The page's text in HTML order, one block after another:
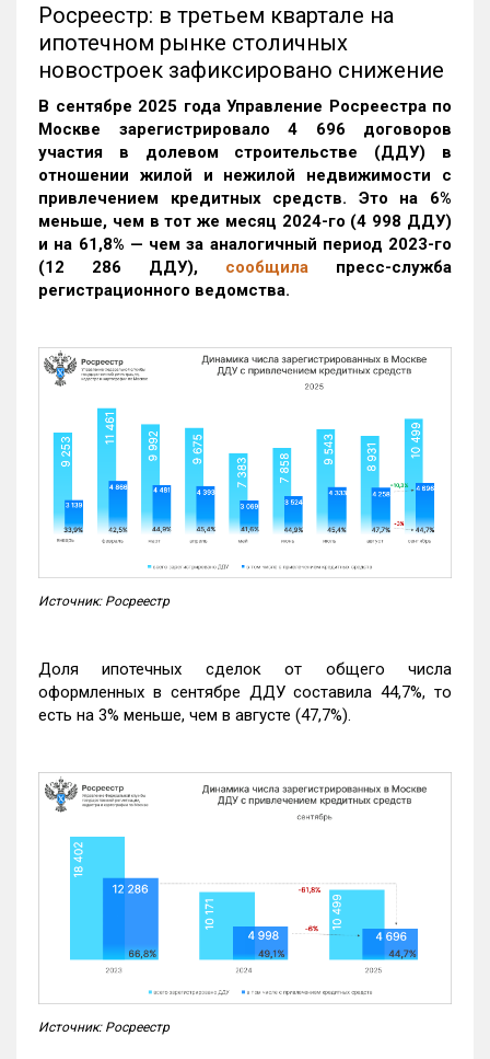
Росреестр: в третьем квартале на
ипотечном рынке столичных
новостроек зафиксировано снижение
В сентябре 2025 года Управление Росреестра по
Москве зарегистрировало 4 696 договоров
участия в долевом строительстве (ДДУ) в
отношении жилой и нежилой недвижимости с
привлечением кредитных средств. Это на 6%
меньше, чем в тот же месяц 2024-го (4 998 ДДУ)
и на 61,8% — чем за аналогичный период 2023-го
(12 286 ДДУ), сообщила пресс-служба
регистрационного ведомства.
Источник: Росреестр
Доля ипотечных сделок от общего числа
оформленных в сентябре ДДУ составила 44,7%, то
есть на 3% меньше, чем в августе (47,7%).
Источник: Росреестр